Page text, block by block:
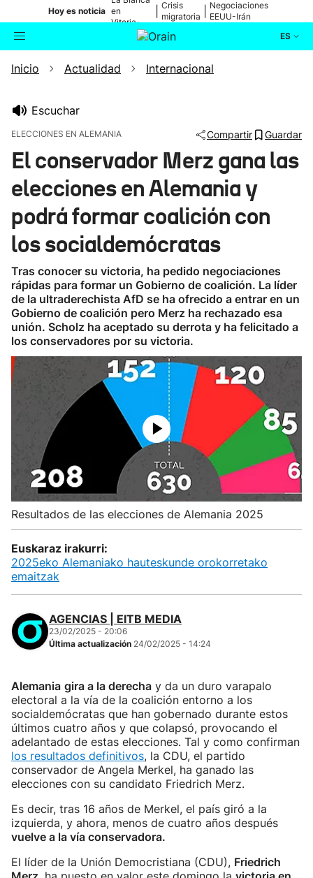
Hoy es noticia en
Vitoria-
Gasteiz
Crisis
migratoria
Negociaciones
EEUU-Irán
ES
Buscador Actualidad
Ikusmiran
Eguraldia
Inicio Actualidad Internacional
Escuchar
ELECCIONES EN ALEMANIA Compartir Guardar
El conservador Merz gana las
elecciones en Alemania y
podrá formar coalición con
los socialdemócratas
Tras conocer su victoria, ha pedido negociaciones
rápidas para formar un Gobierno de coalición. La líder
de la ultraderechista AfD se ha ofrecido a entrar en un
Gobierno de coalición pero Merz ha rechazado esa
unión. Scholz ha aceptado su derrota y ha felicitado a
los conservadores por su victoria.
Resultados de las elecciones de Alemania 2025
Euskaraz irakurri:
2025eko Alemaniako hauteskunde orokorretako
emaitzak
AGENCIAS | EITB MEDIA
23/02/2025 - 20:06
Última actualización 24/02/2025 - 14:24
Alemania gira a la derecha y da un duro varapalo
electoral a la vía de la coalición entorno a los
socialdemócratas que han gobernado durante estos
últimos cuatro años y que colapsó, provocando el
adelantado de estas elecciones. Tal y como confirman
los resultados definitivos, la CDU, el partido
conservador de Angela Merkel, ha ganado las
elecciones con su candidato Friedrich Merz.
Es decir, tras 16 años de Merkel, el país giró a la
izquierda, y ahora, menos de cuatro años después
vuelve a la vía conservadora.
El líder de la Unión Democristiana (CDU), Friedrich